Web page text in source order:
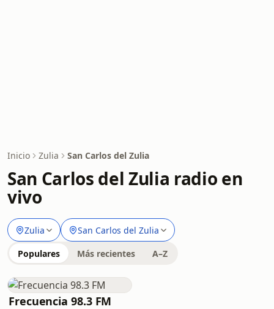
Inicio Zulia San Carlos del Zulia
San Carlos del Zulia radio en
vivo
Zulia San Carlos del Zulia
Populares Más recientes A–Z
Frecuencia 98.3 FM